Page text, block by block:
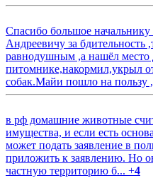
Спасибо большое
Андреевичу за бдительность
равнодушным ,а нашёл место
питомнике,накормил,укрыл
собак.Майи пошло на пользу
в рф домашние животные
имущества, и если есть
может подать заявление в
приложить к заявлению. Но
частную территорию б... +4